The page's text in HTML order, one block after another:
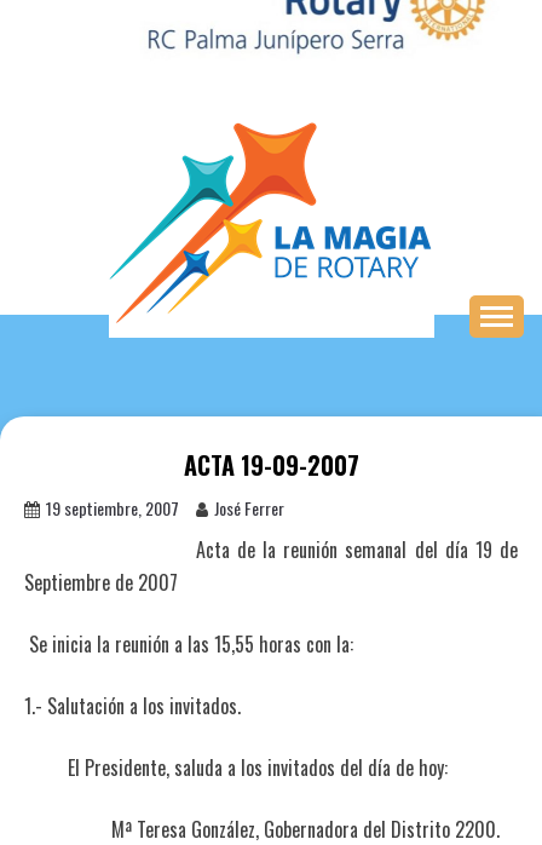
ACTA 19-09-2007
19 septiembre, 2007 José Ferrer
Acta de la reunión semanal del día 19 de
Septiembre de 2007
Se inicia la reunión a las 15,55 horas con la:
1.- Salutación a los invitados.
El Presidente, saluda a los invitados del día de hoy:
Mª Teresa González, Gobernadora del Distrito 2200.